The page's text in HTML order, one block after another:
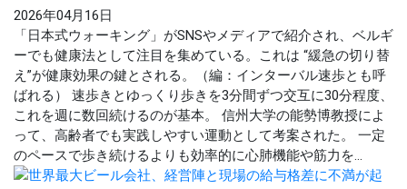
2026年04月16日
「日本式ウォーキング」がSNSやメディアで紹介され、ベルギ
ーでも健康法として注目を集めている。これは “緩急の切り替
え”が健康効果の鍵とされる。（編：インターバル速歩とも呼
ばれる） 速歩きとゆっくり歩きを3分間ずつ交互に30分程度、
これを週に数回続けるのが基本。 信州大学の能勢博教授によ
って、高齢者でも実践しやすい運動として考案された。 一定
のペースで歩き続けるよりも効率的に心肺機能や筋力を...